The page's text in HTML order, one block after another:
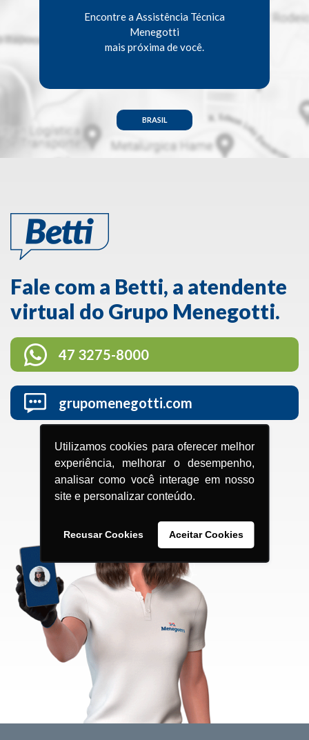
Utilizamos cookies para oferecer melhor
experiência, melhorar o desempenho,
analisar como você interage em nosso
site e personalizar conteúdo.
Recusar Cookies Aceitar Cookies
Encontre a Assistência Técnica
Menegotti
mais próxima de você.
BRASIL
Fale com a Betti, a atendente
virtual do Grupo Menegotti.
47 3275-8000
grupomenegotti.com